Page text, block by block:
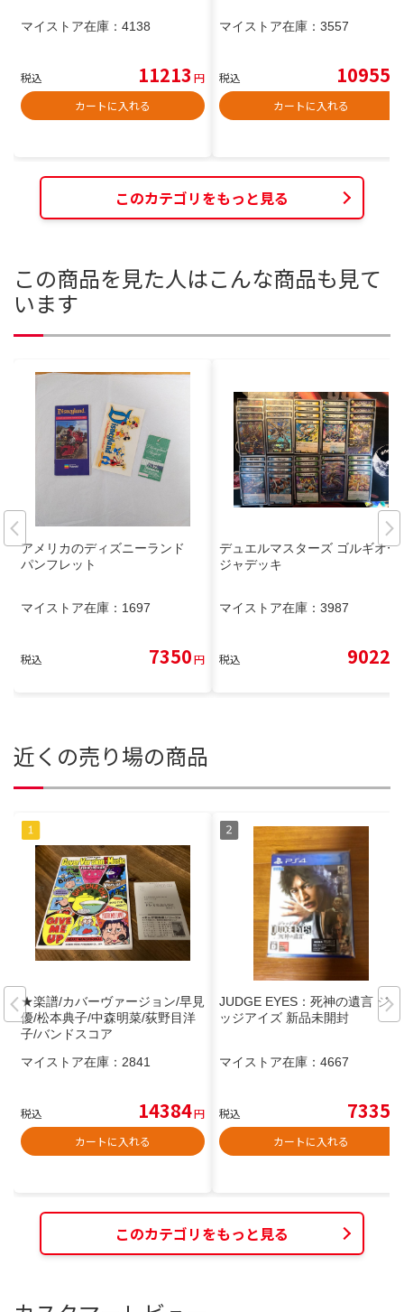
マイストア在庫： 4138
税込 11213 円
カートに入れる
マイストア在庫： 3557
税込 10955
カートに入れる
このカテゴリをもっと見る
この商品を見た人はこんな商品も見て
います
アメリカのディズニーランド
パンフレット
マイストア在庫： 1697
税込 7350円
デュエルマスターズ ゴルギオー
ジャデッキ
マイストア在庫： 3987
税込 9022
近くの売り場の商品
★楽譜/カバーヴァージョン/早見
優/松本典子/中森明菜/荻野目洋
子/バンドスコア
マイストア在庫： 2841
税込 14384円
カートに入れる
JUDGE EYES：死神の遺言 ジャ
ッジアイズ 新品未開封
マイストア在庫： 4667
税込 7335
カートに入れる
このカテゴリをもっと見る